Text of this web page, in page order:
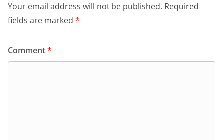
Your email address will not be published. Required
fields are marked *
Comment*